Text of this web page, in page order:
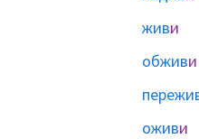
живи
обживи
оживи